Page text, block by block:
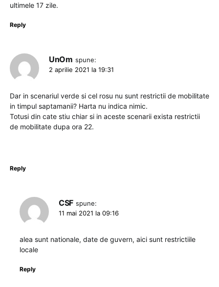
ultimele 17 zile.
Reply
UnOm spune:
2 aprilie 2021 la 19:31
Dar in scenariul verde si cel rosu nu sunt restrictii de mobilitate
in timpul saptamanii? Harta nu indica nimic.
Totusi din cate stiu chiar si in aceste scenarii exista restrictii
de mobilitate dupa ora 22.
Reply
CSF spune:
11 mai 2021 la 09:16
alea sunt nationale, date de guvern, aici sunt restrictiile
locale
Reply